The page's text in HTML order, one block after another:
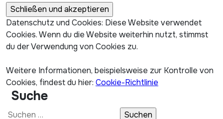
Datenschutz und Cookies: Diese Website verwendet
Cookies. Wenn du die Website weiterhin nutzt, stimmst
du der Verwendung von Cookies zu.
Weitere Informationen, beispielsweise zur Kontrolle von
Cookies, findest du hier: Cookie-Richtlinie
Suche
Suchen